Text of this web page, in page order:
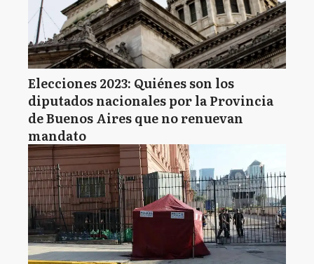
Elecciones 2023: Quiénes son los
diputados nacionales por la Provincia
de Buenos Aires que no renuevan
mandato